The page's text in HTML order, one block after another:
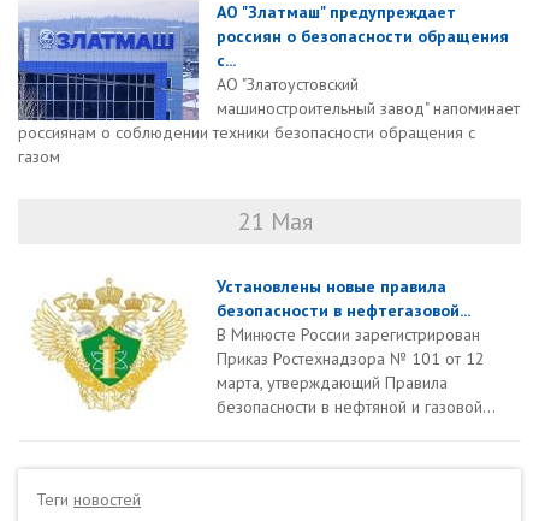
АО "Златмаш" предупреждает
россиян о безопасности обращения
с...
АО "Златоустовский
машиностроительный завод" напоминает
россиянам о соблюдении техники безопасности обращения с
газом
21 Мая
Установлены новые правила
безопасности в нефтегазовой...
В Минюсте России зарегистрирован
Приказ Ростехнадзора № 101 от 12
марта, утверждающий Правила
безопасности в нефтяной и газовой...
Теги новостей